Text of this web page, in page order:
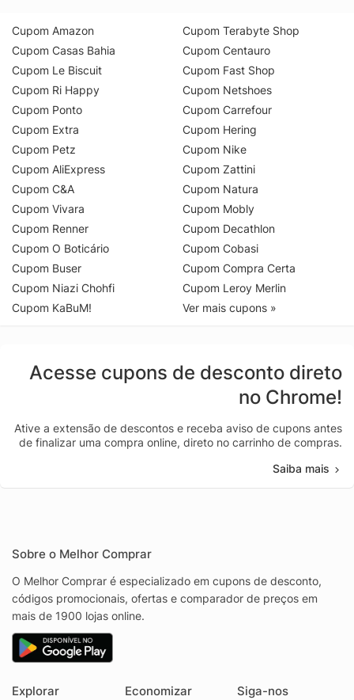
Cupom Amazon
Cupom Casas Bahia
Cupom Le Biscuit
Cupom Ri Happy
Cupom Ponto
Cupom Extra
Cupom Petz
Cupom AliExpress
Cupom C&A
Cupom Vivara
Cupom Renner
Cupom O Boticário
Cupom Buser
Cupom Niazi Chohfi
Cupom KaBuM!
Cupom Terabyte Shop
Cupom Centauro
Cupom Fast Shop
Cupom Netshoes
Cupom Carrefour
Cupom Hering
Cupom Nike
Cupom Zattini
Cupom Natura
Cupom Mobly
Cupom Decathlon
Cupom Cobasi
Cupom Compra Certa
Cupom Leroy Merlin
Ver mais cupons »
Acesse cupons de desconto direto
no Chrome!
Ative a extensão de descontos e receba aviso de cupons antes
de finalizar uma compra online, direto no carrinho de compras.
Saiba mais
Sobre o Melhor Comprar
O Melhor Comprar é especializado em cupons de desconto,
códigos promocionais, ofertas e comparador de preços em
mais de 1900 lojas online.
Explorar Economizar Siga-nos